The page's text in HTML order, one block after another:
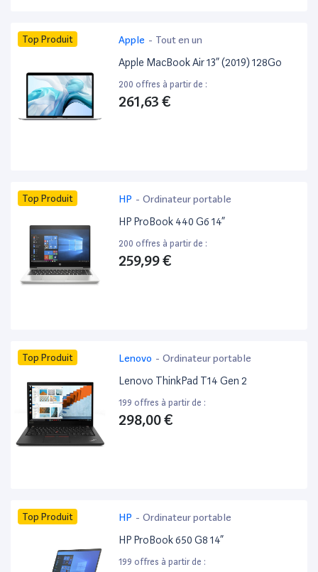
Top Produit Apple - Tout en un
Apple MacBook Air 13” (2019) 128Go
200 offres à partir de :
261,63 €
Top Produit HP - Ordinateur portable
HP ProBook 440 G6 14”
200 offres à partir de :
259,99 €
Top Produit Lenovo - Ordinateur portable
Lenovo ThinkPad T14 Gen 2
199 offres à partir de :
298,00 €
Top Produit HP - Ordinateur portable
HP ProBook 650 G8 14”
199 offres à partir de :